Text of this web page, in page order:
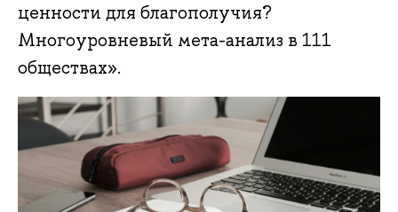
ценности для благополучия?
Многоуровневый мета-анализ в 111
обществах».